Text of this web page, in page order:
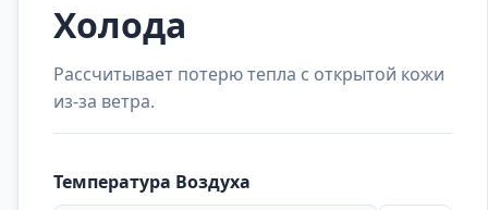
Холода
Рассчитывает потерю тепла с открытой кожи
из-за ветра.
Температура Воздуха